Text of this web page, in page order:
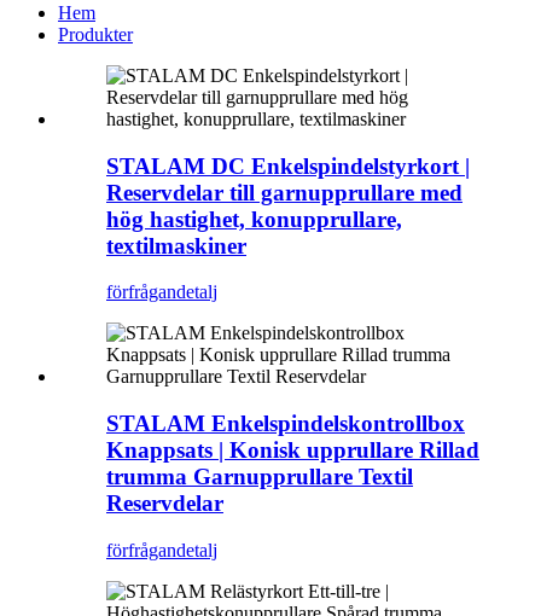
Hem
Produkter
STALAM DC Enkelspindelstyrkort |
Reservdelar till garnupprullare med
hög hastighet, konupprullare,
textilmaskiner
förfrågandetalj
STALAM Enkelspindelskontrollbox
Knappsats | Konisk upprullare Rillad
trumma Garnupprullare Textil
Reservdelar
förfrågandetalj